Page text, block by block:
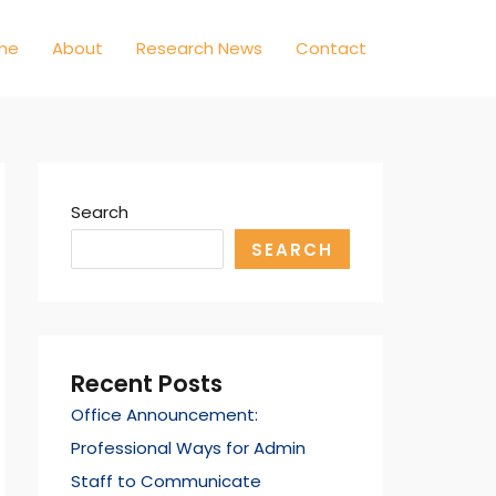
About Research News Contact
Search
SEARCH
Recent Posts
Office Announcement:
Professional Ways for Admin
Staff to Communicate